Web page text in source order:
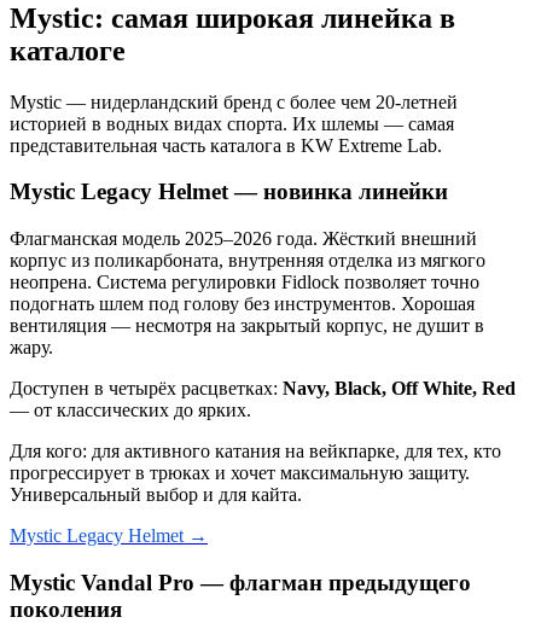
Mystic: самая широкая линейка в
каталоге
Mystic — нидерландский бренд с более чем 20-летней
историей в водных видах спорта. Их шлемы — самая
представительная часть каталога в KW Extreme Lab.
Mystic Legacy Helmet — новинка линейки
Флагманская модель 2025–2026 года. Жёсткий внешний
корпус из поликарбоната, внутренняя отделка из мягкого
неопрена. Система регулировки Fidlock позволяет точно
подогнать шлем под голову без инструментов. Хорошая
вентиляция — несмотря на закрытый корпус, не душит в
жару.
Доступен в четырёх расцветках: Navy, Black, Off White, Red
— от классических до ярких.
Для кого: для активного катания на вейкпарке, для тех, кто
прогрессирует в трюках и хочет максимальную защиту.
Универсальный выбор и для кайта.
Mystic Legacy Helmet →
Mystic Vandal Pro — флагман предыдущего
поколения